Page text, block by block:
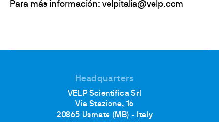
Para más información: velpitalia@velp.com
Headquarters
VELP Scientifica Srl
Via Stazione, 16
20865 Usmate (MB) - Italy